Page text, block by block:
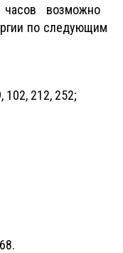
часов возможно
по следующим
102, 212, 252;